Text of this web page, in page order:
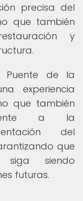
precisa del
que también
y
Puente de la
experiencia
que también
a la
del
que
siga siendo
futuras.